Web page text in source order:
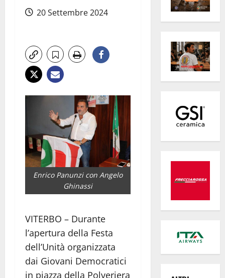
20 Settembre 2024
Enrico Panunzi con Angelo
Ghinassi
VITERBO – Durante
l’apertura della Festa
dell’Unità organizzata
dai Giovani Democratici
in piazza della Polveriera